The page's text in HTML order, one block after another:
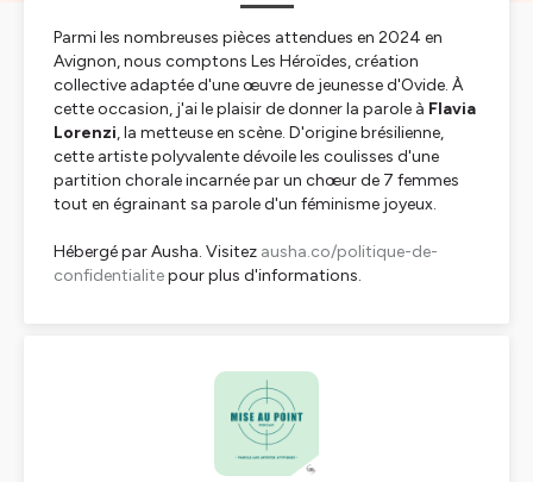
Parmi les nombreuses pièces attendues en 2024 en
Avignon, nous comptons Les Héroïdes, création
collective adaptée d'une œuvre de jeunesse d'Ovide. À
cette occasion, j'ai le plaisir de donner la parole à Flavia
Lorenzi, la metteuse en scène. D'origine brésilienne,
cette artiste polyvalente dévoile les coulisses d'une
partition chorale incarnée par un chœur de 7 femmes
tout en égrainant sa parole d'un féminisme joyeux.
Hébergé par Ausha. Visitez ausha.co/politique-de-
confidentialitepour plus d'informations.